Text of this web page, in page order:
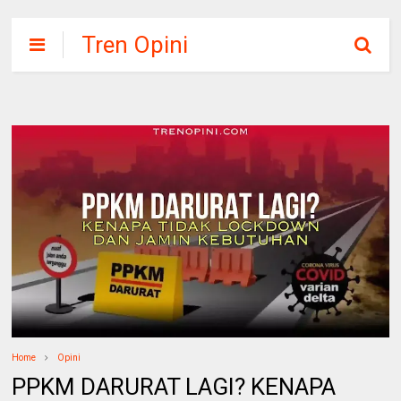
Tren Opini
Home Opini
PPKM DARURAT LAGI? KENAPA